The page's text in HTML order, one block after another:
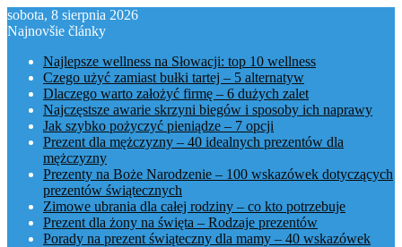
sobota, 8 sierpnia 2026
Najnovšie články
Najlepsze wellness na Słowacji: top 10 wellness
Czego użyć zamiast bułki tartej – 5 alternatyw
Dlaczego warto założyć firmę – 6 dużych zalet
Najczęstsze awarie skrzyni biegów i sposoby ich naprawy
Jak szybko pożyczyć pieniądze – 7 opcji
Prezent dla mężczyzny – 40 idealnych prezentów dla
mężczyzny
Prezenty na Boże Narodzenie – 100 wskazówek dotyczących
prezentów świątecznych
Zimowe ubrania dla całej rodziny – co kto potrzebuje
Prezent dla żony na święta – Rodzaje prezentów
Porady na prezent świąteczny dla mamy – 40 wskazówek